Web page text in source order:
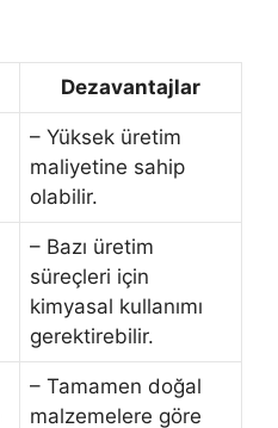
Dezavantajlar
– Yüksek üretim
maliyetine sahip
olabilir.
– Bazı üretim
süreçleri için
kimyasal kullanımı
gerektirebilir.
– Tamamen doğal
malzemelere göre